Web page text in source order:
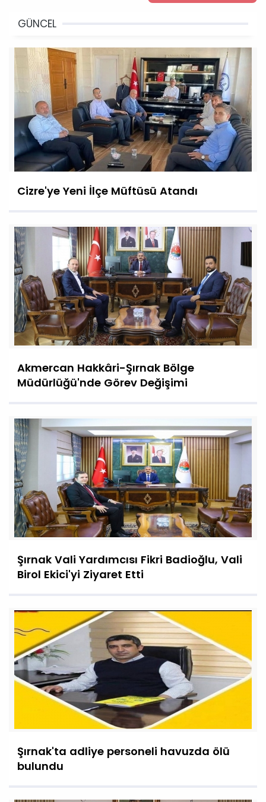
GÜNCEL
Cizre'ye Yeni İlçe Müftüsü Atandı
Akmercan Hakkâri-Şırnak Bölge
Müdürlüğü'nde Görev Değişimi
Şırnak Vali Yardımcısı Fikri Badioğlu, Vali
Birol Ekici'yi Ziyaret Etti
Şırnak'ta adliye personeli havuzda ölü
bulundu